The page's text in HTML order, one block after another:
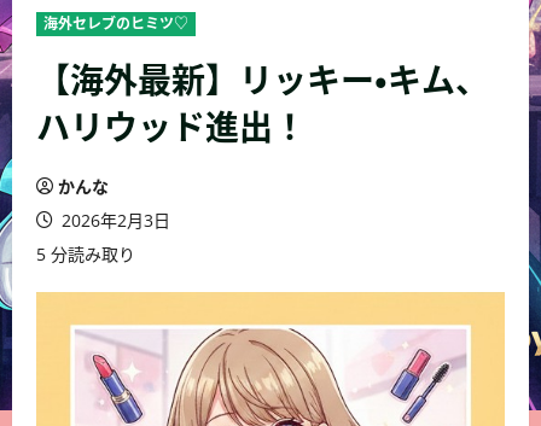
海外セレブのヒミツ♡
【海外最新】リッキー・キム、
ハリウッド進出！
かんな
2026年2月3日
5 分読み取り